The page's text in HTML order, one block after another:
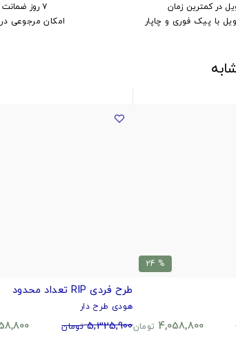
در کمترین زمان
با پیک فوری و چاپار
۷ روز ضمانت مرجوعی کالا
امکان مرجوعی
% 24
4,058,800 تومان
طرح فردی RIP تعداد محدود
هودی طرح دار
5,325,900 تومان